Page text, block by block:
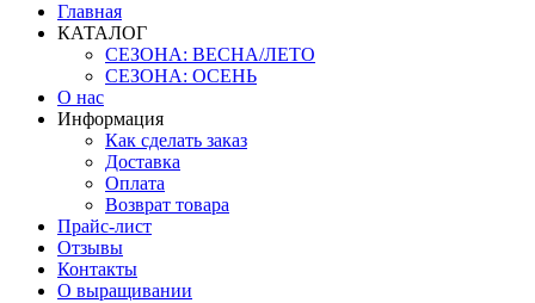
Главная
КАТАЛОГ
СЕЗОНА: ВЕСНА/ЛЕТО
СЕЗОНА: ОСЕНЬ
О нас
Информация
Как сделать заказ
Доставка
Оплата
Возврат товара
Прайс-лист
Отзывы
Контакты
О выращивании